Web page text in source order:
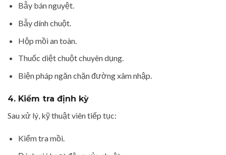
Bẫy bán nguyệt.
Bẫy dính chuột.
Hộp mồi an toàn.
Thuốc diệt chuột chuyên dụng.
Biện pháp ngăn chặn đường xâm nhập.
4. Kiểm tra định kỳ
Sau xử lý, kỹ thuật viên tiếp tục:
Kiểm tra mồi.